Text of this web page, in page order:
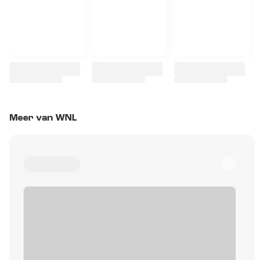
Meer van WNL